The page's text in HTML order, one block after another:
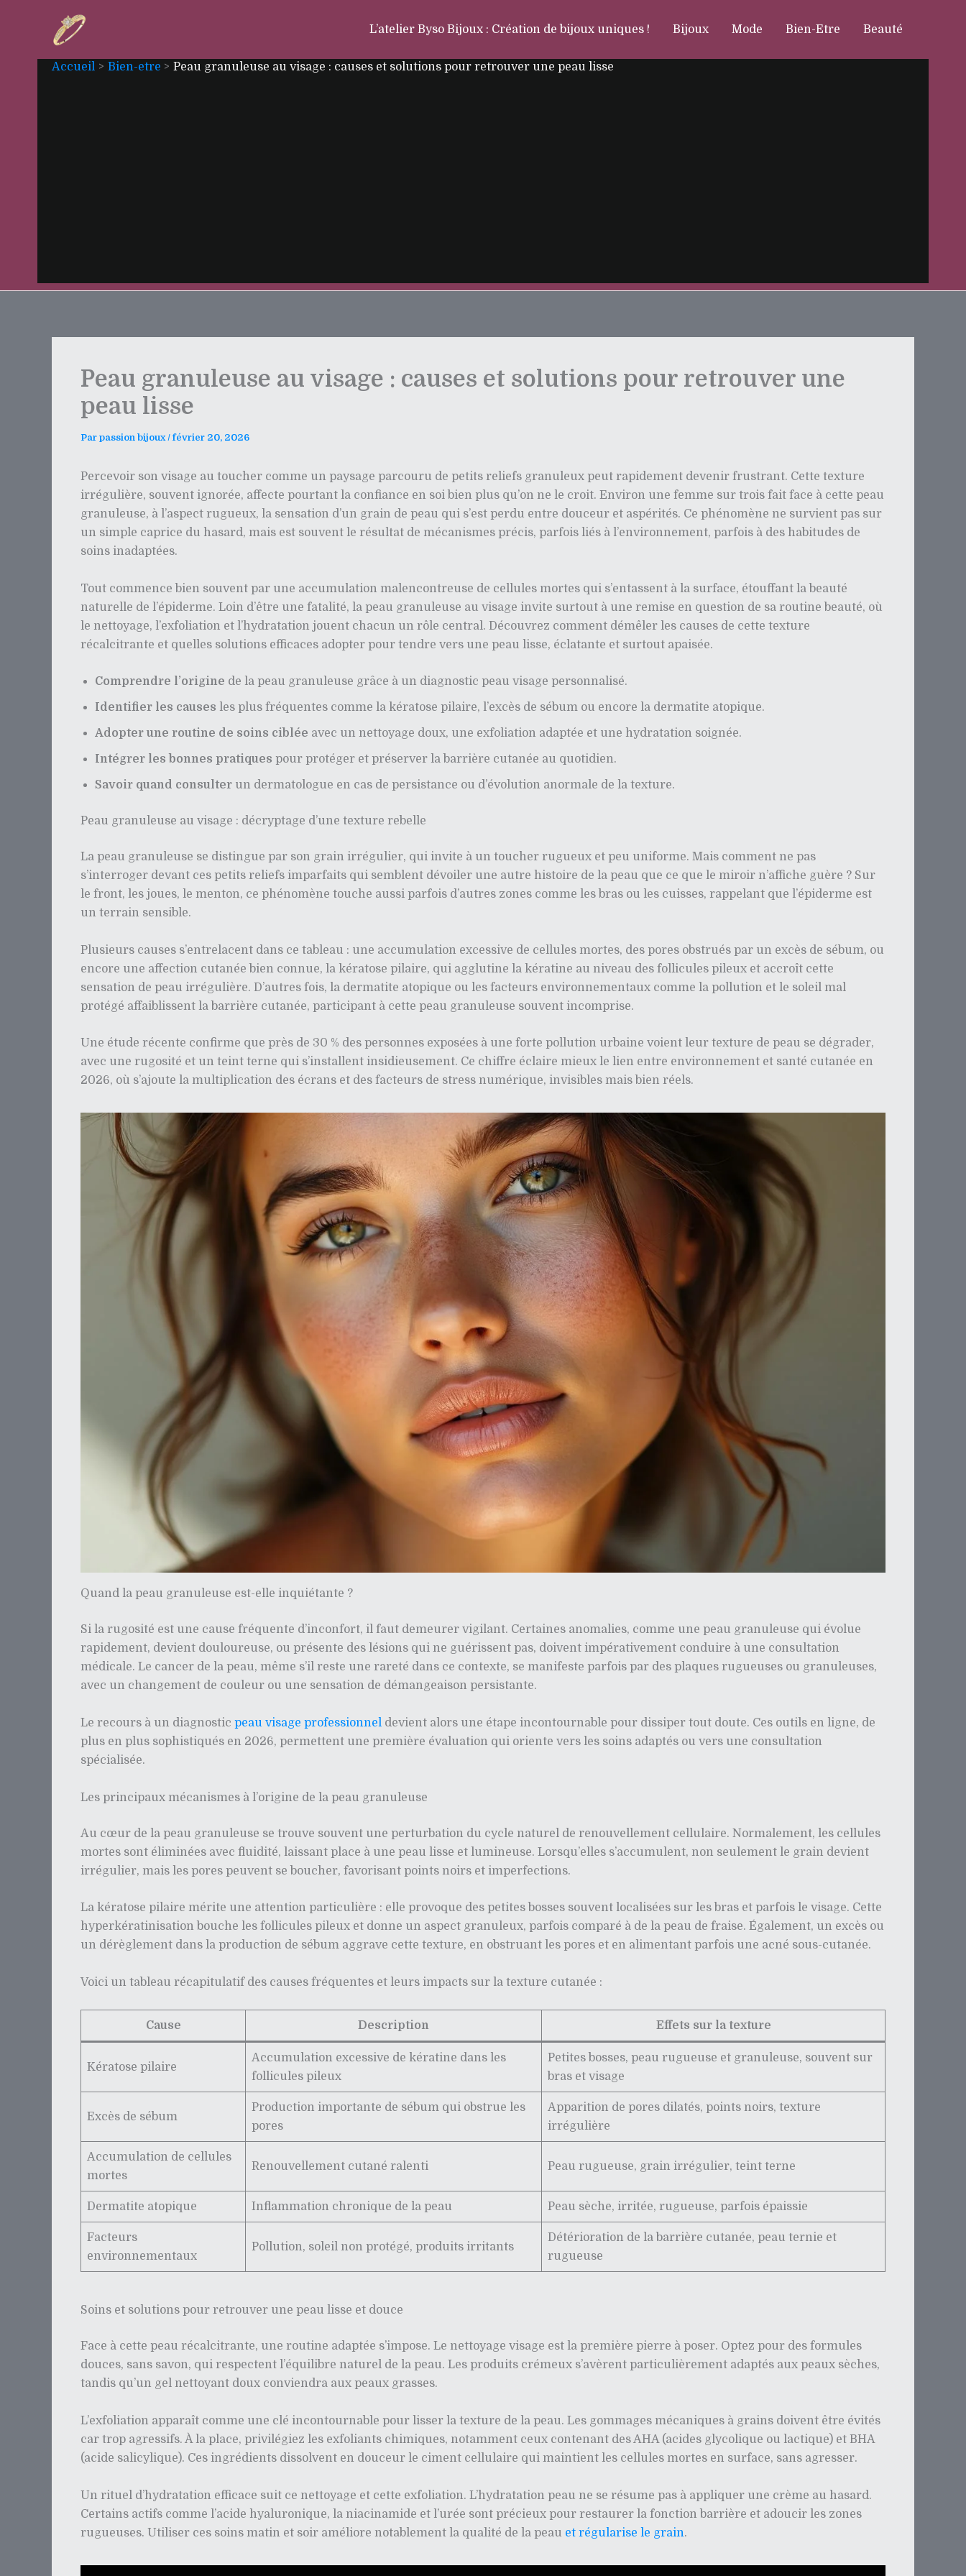
L’atelier Byso Bijoux : Création de bijoux uniques ! Bijoux Mode Bien-Etre Beauté
Accueil Bien-etre Peau granuleuse au visage : causes et solutions pour retrouver une peau lisse
Peau granuleuse au visage : causes et solutions pour retrouver une
peau lisse
Par passion bijoux/février 20, 2026
Percevoir son visage au toucher comme un paysage parcouru de petits reliefs granuleux peut rapidement devenir frustrant. Cette texture
irrégulière, souvent ignorée, affecte pourtant la confiance en soi bien plus qu’on ne le croit. Environ une femme sur trois fait face à cette peau
granuleuse, à l’aspect rugueux, la sensation d’un grain de peau qui s’est perdu entre douceur et aspérités. Ce phénomène ne survient pas sur
un simple caprice du hasard, mais est souvent le résultat de mécanismes précis, parfois liés à l’environnement, parfois à des habitudes de
soins inadaptées.
Tout commence bien souvent par une accumulation malencontreuse de cellules mortes qui s’entassent à la surface, étouffant la beauté
naturelle de l’épiderme. Loin d’être une fatalité, la peau granuleuse au visage invite surtout à une remise en question de sa routine beauté, où
le nettoyage, l’exfoliation et l’hydratation jouent chacun un rôle central. Découvrez comment démêler les causes de cette texture
récalcitrante et quelles solutions efficaces adopter pour tendre vers une peau lisse, éclatante et surtout apaisée.
Comprendre l’origine de la peau granuleuse grâce à un diagnostic peau visage personnalisé.
Identifier les causes les plus fréquentes comme la kératose pilaire, l’excès de sébum ou encore la dermatite atopique.
Adopter une routine de soins ciblée avec un nettoyage doux, une exfoliation adaptée et une hydratation soignée.
Intégrer les bonnes pratiques pour protéger et préserver la barrière cutanée au quotidien.
Savoir quand consulter un dermatologue en cas de persistance ou d’évolution anormale de la texture.
Peau granuleuse au visage : décryptage d’une texture rebelle
La peau granuleuse se distingue par son grain irrégulier, qui invite à un toucher rugueux et peu uniforme. Mais comment ne pas
s’interroger devant ces petits reliefs imparfaits qui semblent dévoiler une autre histoire de la peau que ce que le miroir n’affiche guère ? Sur
le front, les joues, le menton, ce phénomène touche aussi parfois d’autres zones comme les bras ou les cuisses, rappelant que l’épiderme est
un terrain sensible.
Plusieurs causes s’entrelacent dans ce tableau : une accumulation excessive de cellules mortes, des pores obstrués par un excès de sébum, ou
encore une affection cutanée bien connue, la kératose pilaire, qui agglutine la kératine au niveau des follicules pileux et accroît cette
sensation de peau irrégulière. D’autres fois, la dermatite atopique ou les facteurs environnementaux comme la pollution et le soleil mal
protégé affaiblissent la barrière cutanée, participant à cette peau granuleuse souvent incomprise.
Une étude récente confirme que près de 30 % des personnes exposées à une forte pollution urbaine voient leur texture de peau se dégrader,
avec une rugosité et un teint terne qui s’installent insidieusement. Ce chiffre éclaire mieux le lien entre environnement et santé cutanée en
2026, où s’ajoute la multiplication des écrans et des facteurs de stress numérique, invisibles mais bien réels.
Quand la peau granuleuse est-elle inquiétante ?
Si la rugosité est une cause fréquente d’inconfort, il faut demeurer vigilant. Certaines anomalies, comme une peau granuleuse qui évolue
rapidement, devient douloureuse, ou présente des lésions qui ne guérissent pas, doivent impérativement conduire à une consultation
médicale. Le cancer de la peau, même s’il reste une rareté dans ce contexte, se manifeste parfois par des plaques rugueuses ou granuleuses,
avec un changement de couleur ou une sensation de démangeaison persistante.
Le recours à un diagnostic peau visage professionnel devient alors une étape incontournable pour dissiper tout doute. Ces outils en ligne, de
plus en plus sophistiqués en 2026, permettent une première évaluation qui oriente vers les soins adaptés ou vers une consultation
spécialisée.
Les principaux mécanismes à l’origine de la peau granuleuse
Au cœur de la peau granuleuse se trouve souvent une perturbation du cycle naturel de renouvellement cellulaire. Normalement, les cellules
mortes sont éliminées avec fluidité, laissant place à une peau lisse et lumineuse. Lorsqu’elles s’accumulent, non seulement le grain devient
irrégulier, mais les pores peuvent se boucher, favorisant points noirs et imperfections.
La kératose pilaire mérite une attention particulière : elle provoque des petites bosses souvent localisées sur les bras et parfois le visage. Cette
hyperkératinisation bouche les follicules pileux et donne un aspect granuleux, parfois comparé à de la peau de fraise. Également, un excès ou
un dérèglement dans la production de sébum aggrave cette texture, en obstruant les pores et en alimentant parfois une acné sous-cutanée.
Voici un tableau récapitulatif des causes fréquentes et leurs impacts sur la texture cutanée :
Cause Description Effets sur la texture
Kératose pilaire
Accumulation excessive de kératine dans les
follicules pileux
Petites bosses, peau rugueuse et granuleuse, souvent sur
bras et visage
Excès de sébum
Production importante de sébum qui obstrue les
pores
Apparition de pores dilatés, points noirs, texture
irrégulière
Accumulation de cellules
mortes
Renouvellement cutané ralenti Peau rugueuse, grain irrégulier, teint terne
Dermatite atopique Inflammation chronique de la peau Peau sèche, irritée, rugueuse, parfois épaissie
Facteurs
environnementaux
Pollution, soleil non protégé, produits irritants
Détérioration de la barrière cutanée, peau ternie et
rugueuse
Soins et solutions pour retrouver une peau lisse et douce
Face à cette peau récalcitrante, une routine adaptée s’impose. Le nettoyage visage est la première pierre à poser. Optez pour des formules
douces, sans savon, qui respectent l’équilibre naturel de la peau. Les produits crémeux s’avèrent particulièrement adaptés aux peaux sèches,
tandis qu’un gel nettoyant doux conviendra aux peaux grasses.
L’exfoliation apparaît comme une clé incontournable pour lisser la texture de la peau. Les gommages mécaniques à grains doivent être évités
car trop agressifs. À la place, privilégiez les exfoliants chimiques, notamment ceux contenant des AHA (acides glycolique ou lactique) et BHA
(acide salicylique). Ces ingrédients dissolvent en douceur le ciment cellulaire qui maintient les cellules mortes en surface, sans agresser.
Un rituel d’hydratation efficace suit ce nettoyage et cette exfoliation. L’hydratation peau ne se résume pas à appliquer une crème au hasard.
Certains actifs comme l’acide hyaluronique, la niacinamide et l’urée sont précieux pour restaurer la fonction barrière et adoucir les zones
rugueuses. Utiliser ces soins matin et soir améliore notablement la qualité de la peau et régularise le grain.